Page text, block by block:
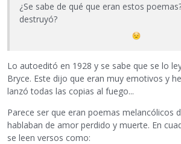
¿Se sabe de qué que eran estos
destruyó?
Lo autoeditó en 1928 y se sabe que se lo
Bryce. Este dijo que eran muy emotivos y
lanzó todas las copias al fuego...
Parece ser que eran poemas melancólicos
hablaban de amor perdido y muerte. En
se leen versos como: